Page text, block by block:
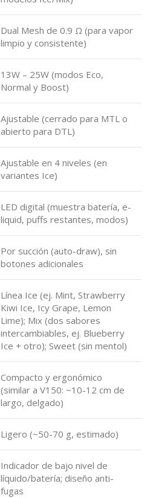
Dual Mesh de 0.9 Ω (para vapor
limpio y consistente)
13W – 25W (modos Eco,
Normal y Boost)
Ajustable (cerrado para MTL o
abierto para DTL)
Ajustable en 4 niveles (en
variantes Ice)
LED digital (muestra batería, e-
liquid, puffs restantes, modos)
Por succión (auto-draw), sin
botones adicionales
Línea Ice (ej. Mint, Strawberry
Kiwi Ice, Icy Grape, Lemon
Lime); Mix (dos sabores
intercambiables, ej. Blueberry
Ice + otro); Sweet (sin mentol)
Compacto y ergonómico
(similar a V150: ~10-12 cm de
largo, delgado)
Ligero (~50-70 g, estimado)
Indicador de bajo nivel de
líquido/batería; diseño anti-
fugas